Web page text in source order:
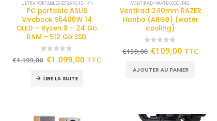
ULTRA PORTABLES (ECRANS 10-14")
PC portable ASUS
Vivobook S5406W 14
OLED – Ryzen 9 – 24 Go
RAM – 512 Go SSD
out of 5
€1.199,00 €1.099,00 TTC
LIRE LA SUITE
VENTIRAD / WATERCOOLING
Ventirad 240mm RAZER
Hanbo (ARGB) (water
cooling)
out of 5
€159,00 €109,00 TTC
AJOUTER AU PANIER